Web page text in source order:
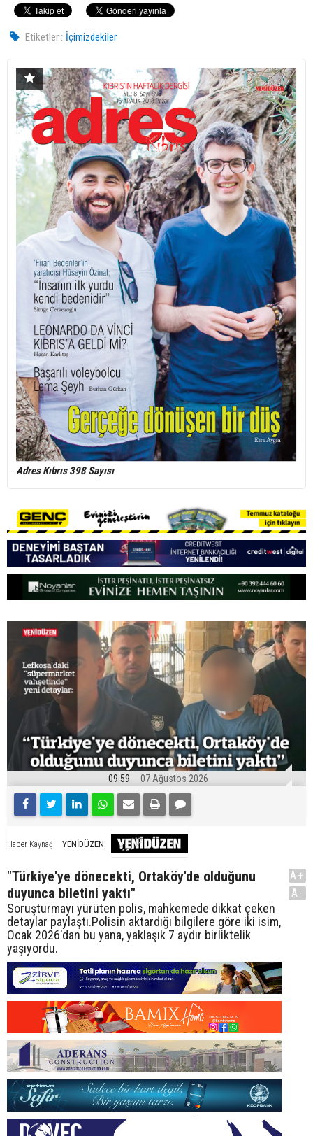
Etiketler : İçimizdekiler
Adres Kıbrıs 398 Sayısı
09:59 07 Ağustos 2026
Haber Kaynağı YENİDÜZEN
"Türkiye'ye dönecekti, Ortaköy'de olduğunu
duyunca biletini yaktı"
Soruşturmayı yürüten polis, mahkemede dikkat çeken
detaylar paylaştı.Polisin aktardığı bilgilere göre iki isim,
Ocak 2026'dan bu yana, yaklaşık 7 aydır birliktelik
yaşıyordu.
A+
A-